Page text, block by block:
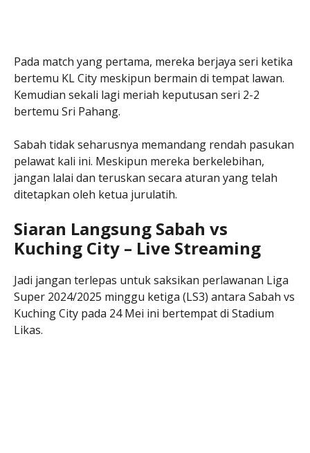
Pada match yang pertama, mereka berjaya seri ketika
bertemu KL City meskipun bermain di tempat lawan.
Kemudian sekali lagi meriah keputusan seri 2-2
bertemu Sri Pahang.
Sabah tidak seharusnya memandang rendah pasukan
pelawat kali ini. Meskipun mereka berkelebihan,
jangan lalai dan teruskan secara aturan yang telah
ditetapkan oleh ketua jurulatih.
Siaran Langsung Sabah vs
Kuching City – Live Streaming
Jadi jangan terlepas untuk saksikan perlawanan Liga
Super 2024/2025 minggu ketiga (LS3) antara Sabah vs
Kuching City pada 24 Mei ini bertempat di Stadium
Likas.